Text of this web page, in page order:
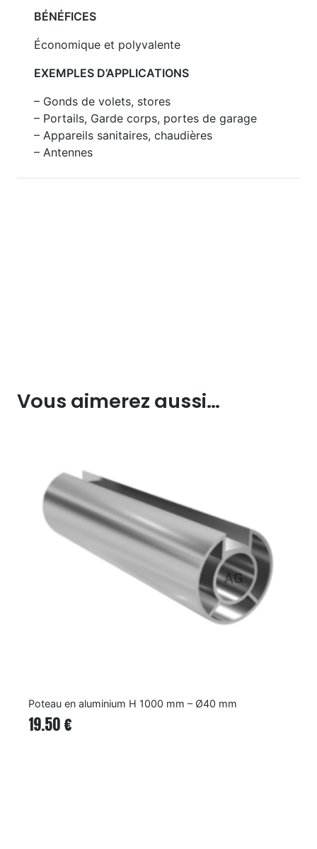
BÉNÉFICES
Économique et polyvalente
EXEMPLES D’APPLICATIONS
– Gonds de volets, stores
– Portails, Garde corps, portes de garage
– Appareils sanitaires, chaudières
– Antennes
Vous aimerez aussi…
8.99€